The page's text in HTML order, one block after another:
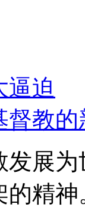
逼迫
教的
展
的精